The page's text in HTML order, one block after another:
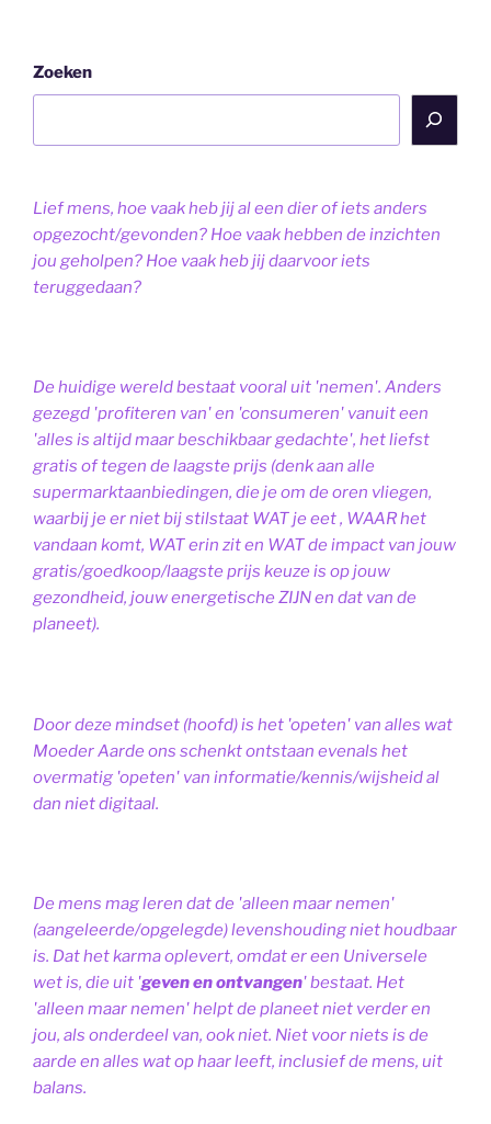
Zoeken
Lief mens, hoe vaak heb jij al een dier of iets anders
opgezocht/gevonden? Hoe vaak hebben de inzichten
jou geholpen? Hoe vaak heb jij daarvoor iets
teruggedaan?
De huidige wereld bestaat vooral uit 'nemen'. Anders
gezegd 'profiteren van' en 'consumeren' vanuit een
'alles is altijd maar beschikbaar gedachte', het liefst
gratis of tegen de laagste prijs (denk aan alle
supermarktaanbiedingen, die je om de oren vliegen,
waarbij je er niet bij stilstaat WAT je eet , WAAR het
vandaan komt, WAT erin zit en WAT de impact van jouw
gratis/goedkoop/laagste prijs keuze is op jouw
gezondheid, jouw energetische ZIJN en dat van de
planeet).
Door deze mindset (hoofd) is het 'opeten' van alles wat
Moeder Aarde ons schenkt ontstaan evenals het
overmatig 'opeten' van informatie/kennis/wijsheid al
dan niet digitaal.
De mens mag leren dat de 'alleen maar nemen'
(aangeleerde/opgelegde) levenshouding niet houdbaar
is. Dat het karma oplevert, omdat er een Universele
wet is, die uit 'geven en ontvangen' bestaat. Het
'alleen maar nemen' helpt de planeet niet verder en
jou, als onderdeel van, ook niet. Niet voor niets is de
aarde en alles wat op haar leeft, inclusief de mens, uit
balans.